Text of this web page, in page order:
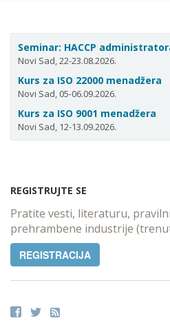
Seminar: HACCP
Novi Sad, 22-23.08.2026.
Kurs za ISO 22000 menadžera
Novi Sad, 05-06.09.2026.
Kurs za ISO 9001 menadžera
Novi Sad, 12-13.09.2026.
REGISTRUJTE SE
Pratite vesti, literaturu,
prehrambene industrije
REGISTRACIJA